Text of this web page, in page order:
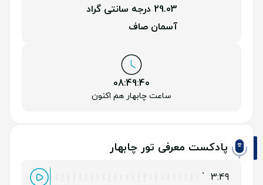
29.03 درجه سانتی گراد
آسمان صاف
08:49:41
ساعت چابهار هم اکنون
پادکست معرفی تور چابهار
` 3:49